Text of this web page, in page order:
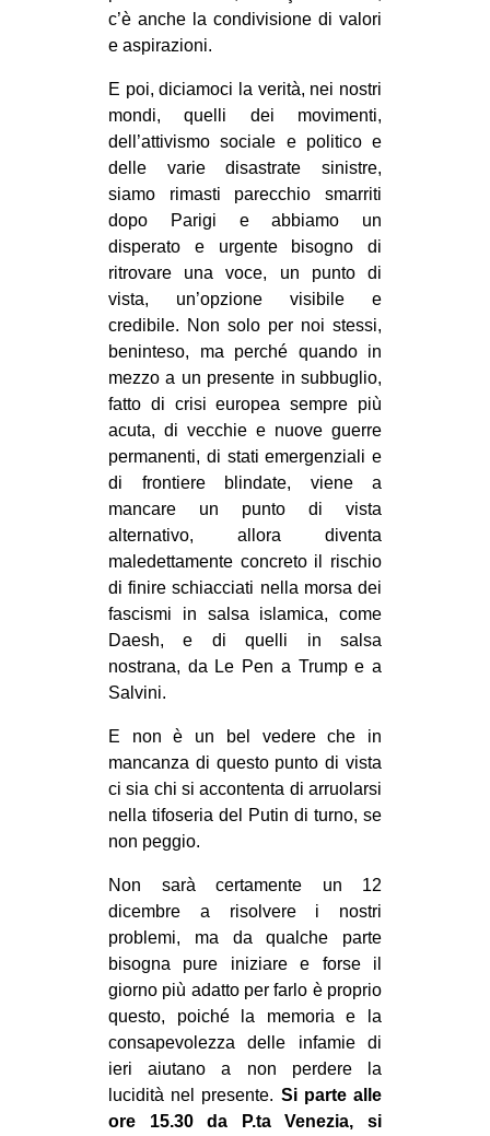
c’è anche la condivisione di valori
e aspirazioni.
E poi, diciamoci la verità, nei nostri
mondi, quelli dei movimenti,
dell’attivismo sociale e politico e
delle varie disastrate sinistre,
siamo rimasti parecchio smarriti
dopo Parigi e abbiamo un
disperato e urgente bisogno di
ritrovare una voce, un punto di
vista, un’opzione visibile e
credibile. Non solo per noi stessi,
beninteso, ma perché quando in
mezzo a un presente in subbuglio,
fatto di crisi europea sempre più
acuta, di vecchie e nuove guerre
permanenti, di stati emergenziali e
di frontiere blindate, viene a
mancare un punto di vista
alternativo, allora diventa
maledettamente concreto il rischio
di finire schiacciati nella morsa dei
fascismi in salsa islamica, come
Daesh, e di quelli in salsa
nostrana, da Le Pen a Trump e a
Salvini.
E non è un bel vedere che in
mancanza di questo punto di vista
ci sia chi si accontenta di arruolarsi
nella tifoseria del Putin di turno, se
non peggio.
Non sarà certamente un 12
dicembre a risolvere i nostri
problemi, ma da qualche parte
bisogna pure iniziare e forse il
giorno più adatto per farlo è proprio
questo, poiché la memoria e la
consapevolezza delle infamie di
ieri aiutano a non perdere la
lucidità nel presente. Si parte alle
ore 15.30 da P.ta Venezia, si